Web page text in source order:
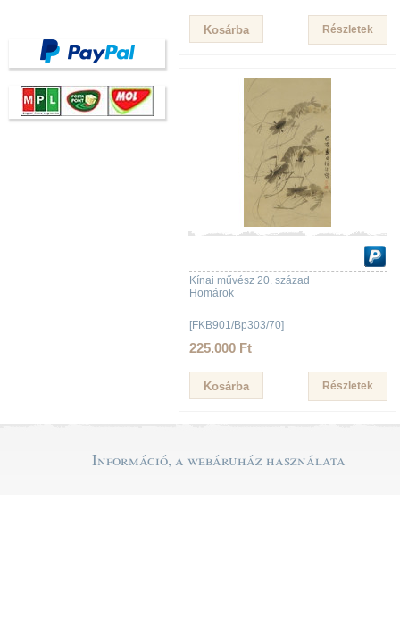
Részletek
Kínai művész 20. század
Homárok
[FKB901/Bp303/70]
225.000 Ft
Részletek
Információ, a webáruház használata